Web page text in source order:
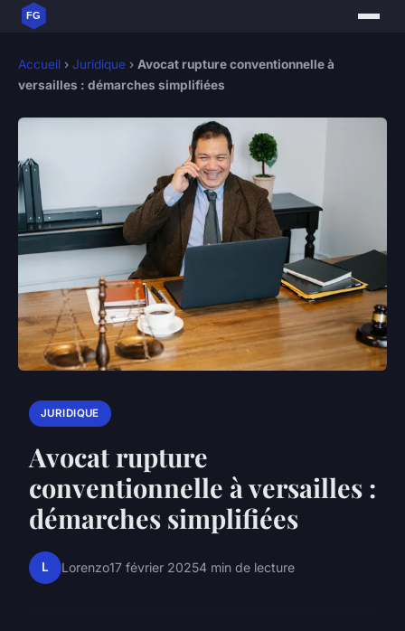
Accueil › Juridique › Avocat rupture conventionnelle à
versailles : démarches simplifiées
JURIDIQUE
Avocat rupture
conventionnelle à versailles :
démarches simplifiées
L Lorenzo17 février 20254 min de lecture